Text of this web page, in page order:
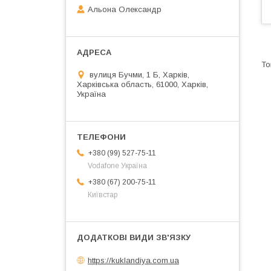
Альона Олександр
вулиця Бучми, 1 Б, Харків,
Харківська область, 61000, Харків,
Україна
+380 (99) 527-75-11
Vodafone Україна
+380 (67) 200-75-11
Київстар
https://kuklandiya.com.ua